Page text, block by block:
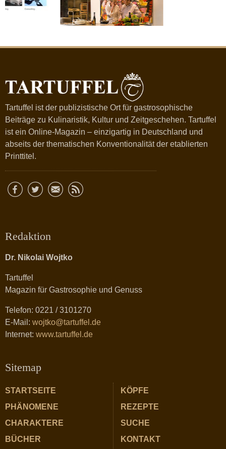
Tartuffel ist der publizistische Ort für gastrosophische
Beiträge zu Kulinaristik, Kultur und Zeitgeschehen. Tartuffel
ist ein Online-Magazin – einzigartig in Deutschland und
abseits der thematischen Konventionalität der etablierten
Printtitel.
Redaktion
Dr. Nikolai Wojtko
Tartuffel
Magazin für Gastrosophie und Genuss
Telefon: 0221 / 3101270
E-Mail: wojtko@tartuffel.de
Internet: www.tartuffel.de
Sitemap
STARTSEITE
PHÄNOMENE
CHARAKTERE
BÜCHER
KÖPFE
REZEPTE
SUCHE
KONTAKT